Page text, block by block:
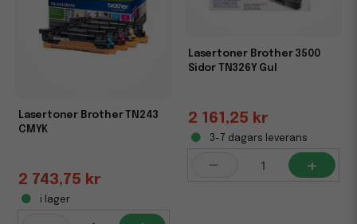
Lasertoner Brother TN243
CMYK
2 743,75 kr
i lager
Lasertoner Brother 3500
Sidor TN326Y Gul
2 161,25 kr
3-7 dagars leverans
- +